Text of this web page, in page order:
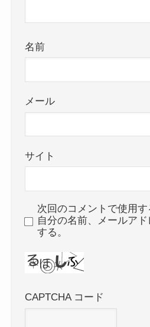
名前
メール
サイト
次回のコメントで使用
自分の名前、メールア
する。
CAPTCHA コード